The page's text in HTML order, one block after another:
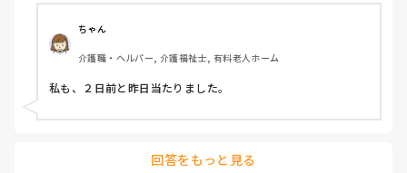
ちゃん
介護職・ヘルパー, 介護福祉士, 有料老人ホーム
回答をもっと見る